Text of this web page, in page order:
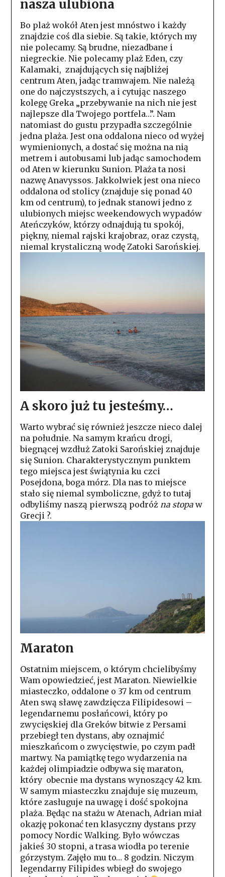
nasza ulubiona
Bo plaż wokół Aten jest mnóstwo i każdy
znajdzie coś dla siebie. Są takie, których my
nie polecamy. Są brudne, niezadbane i
niegreckie. Nie polecamy plaż Eden, czy
Kalamaki, znajdujących się najbliżej
centrum Aten, jadąc tramwajem. Nie należą
one do najczystszych, a i cytując naszego
kolegę Greka „przebywanie na nich nie jest
najlepsze dla Twojego portfela…”. Nam
natomiast do gustu przypadła szczególnie
jedna plaża. Jest ona oddalona nieco od wyżej
wymienionych, a dostać się można na nią
metrem i autobusami lub jadąc samochodem
od Aten w kierunku Sunion. Plaża ta nosi
nazwę Anavyssos. Jakkolwiek jest ona nieco
oddalona od stolicy (znajduje się ponad 40
km od centrum), to jednak stanowi jedno z
ulubionych miejsc weekendowych wypadów
Ateńczyków, którzy odnajdują tu spokój,
piękny, niemal rajski krajobraz, oraz czystą,
niemal krystaliczną wodę Zatoki Sarońskiej.
A skoro już tu jesteśmy…
Warto wybrać się również jeszcze nieco dalej
na południe. Na samym krańcu drogi,
biegnącej wzdłuż Zatoki Sarońskiej znajduje
się Sunion. Charakterystycznym punktem
tego miejsca jest świątynia ku czci
Posejdona, boga mórz. Dla nas to miejsce
stało się niemal symboliczne, gdyż to tutaj
odbyliśmy naszą pierwszą podróż na stopaw
Grecji ?.
Maraton
Ostatnim miejscem, o którym chcielibyśmy
Wam opowiedzieć, jest Maraton. Niewielkie
miasteczko, oddalone o 37 km od centrum
Aten swą sławę zawdzięcza Filipidesowi –
legendarnemu posłańcowi, który po
zwycięskiej dla Greków bitwie z Persami
przebiegł ten dystans, aby oznajmić
mieszkańcom o zwycięstwie, po czym padł
martwy. Na pamiątkę tego wydarzenia na
każdej olimpiadzie odbywa się maraton,
który obecnie ma dystans wynoszący 42 km.
W samym miasteczku znajduje się muzeum,
które zasługuje na uwagę i dość spokojna
plaża. Będąc na stażu w Atenach, Adrian miał
okazję pokonać ten klasyczny dystans przy
pomocy Nordic Walking. Było wówczas
jakieś 30 stopni, a trasa wiodła po terenie
górzystym. Zajęło mu to… 8 godzin. Niczym
legendarny Filipides wbiegł do swojego